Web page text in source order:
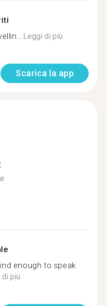
Leggi di più
Scarica la app
enough to speak
più